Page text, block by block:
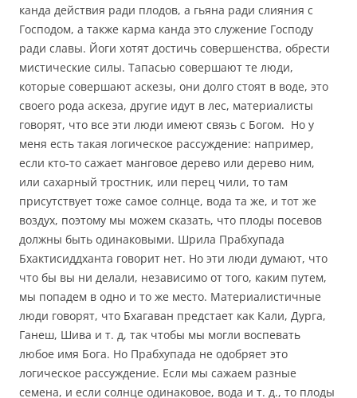
канда действия ради плодов, а гьяна ради слияния с
Господом, а также карма канда это служение Господу
ради славы. Йоги хотят достичь совершенства, обрести
мистические силы. Тапасью совершают те люди,
которые совершают аскезы, они долго стоят в воде, это
своего рода аскеза, другие идут в лес, материалисты
говорят, что все эти люди имеют связь с Богом. Но у
меня есть такая логическое рассуждение: например,
если кто-то сажает манговое дерево или дерево ним,
или сахарный тростник, или перец чили, то там
присутствует тоже самое солнце, вода та же, и тот же
воздух, поэтому мы можем сказать, что плоды посевов
должны быть одинаковыми. Шрила Прабхупада
Бхактисиддханта говорит нет. Но эти люди думают, что
что бы вы ни делали, независимо от того, каким путем,
мы попадем в одно и то же место. Материалистичные
люди говорят, что Бхагаван предстает как Кали, Дурга,
Ганеш, Шива и т. д, так чтобы мы могли воспевать
любое имя Бога. Но Прабхупада не одобряет это
логическое рассуждение. Если мы сажаем разные
семена, и если солнце одинаковое, вода и т. д., то плоды